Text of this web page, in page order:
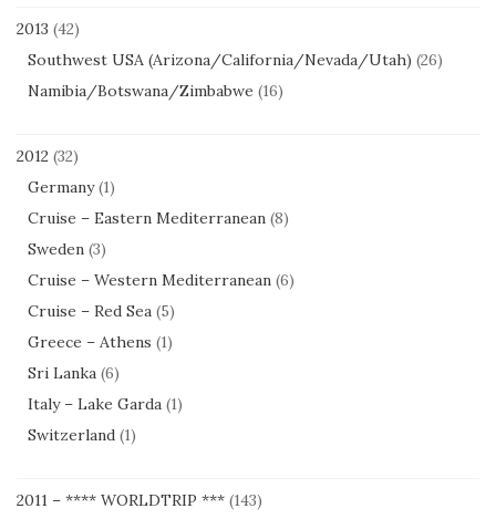
2013 (42)
Southwest USA (Arizona/California/Nevada/Utah) (26)
Namibia/Botswana/Zimbabwe (16)
2012 (32)
Germany(1)
Cruise – Eastern Mediterranean (8)
Sweden (3)
Cruise – Western Mediterranean (6)
Cruise – Red Sea (5)
Greece – Athens (1)
Sri Lanka (6)
Italy – Lake Garda (1)
Switzerland (1)
2011 – **** WORLDTRIP *** (143)